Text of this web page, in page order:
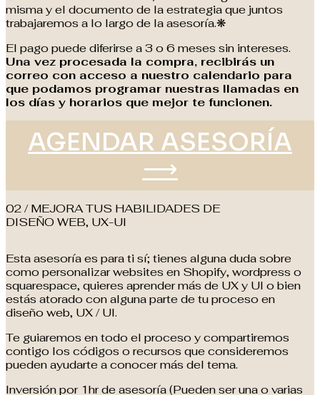
misma y el documento de la estrategia que juntos
trabajaremos a lo largo de la asesoría.❋
El pago puede diferirse a 3 o 6 meses sin intereses.
Una vez procesada la compra, recibirás un
correo con acceso a nuestro calendario para
que podamos programar nuestras llamadas en
los días y horarios que mejor te funcionen.
AGENDAR ASESORÍA
⟶
02 / MEJORA TUS HABILIDADES DE
DISEÑO WEB, UX-UI
Esta asesoría es para ti sí; tienes alguna duda sobre
como personalizar websites en Shopify, wordpress o
squarespace, quieres aprender más de UX y UI o bien
estás atorado con alguna parte de tu proceso en
diseño web, UX / UI.
Te guiaremos en todo el proceso y compartiremos
contigo los códigos o recursos que consideremos
pueden ayudarte a conocer más del tema.
Inversión por 1hr de asesoría (Pueden ser una o varias